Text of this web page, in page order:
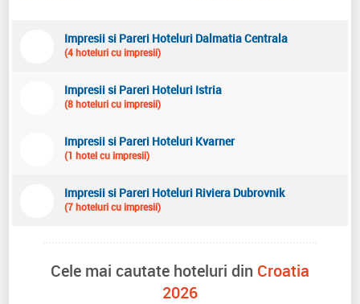
Impresii si Pareri Hoteluri Dalmatia Centrala
(4 hoteluri cu impresii)
Impresii si Pareri Hoteluri Istria
(8 hoteluri cu impresii)
Impresii si Pareri Hoteluri Kvarner
(1 hotel cu impresii)
Impresii si Pareri Hoteluri Riviera Dubrovnik
(7 hoteluri cu impresii)
Cele mai cautate hoteluri din Croatia
2026